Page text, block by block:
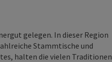
gelegen. In dieser Region
Stammtische und
halten die vielen Traditionen